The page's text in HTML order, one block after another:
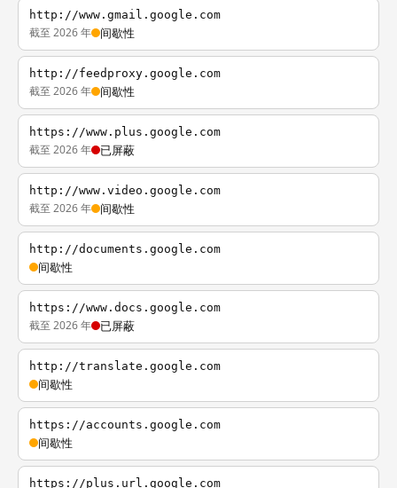
http://www.gmail.google.com
截至 2026 年 间歇性
http://feedproxy.google.com
截至 2026 年 间歇性
https://www.plus.google.com
截至 2026 年 已屏蔽
http://www.video.google.com
截至 2026 年 间歇性
http://documents.google.com
间歇性
https://www.docs.google.com
截至 2026 年 已屏蔽
http://translate.google.com
间歇性
https://accounts.google.com
间歇性
https://plus.url.google.com